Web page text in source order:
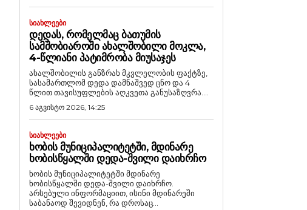
ᲡᲘᲐᲮᲚᲔᲔᲑᲘ
ᲓᲔᲓᲐᲡ, ᲠᲝᲛᲔᲚᲛᲐᲪ ᲑᲐᲗᲣᲛᲘᲡ
ᲡᲐᲛᲨᲝᲑᲘᲐᲠᲝᲨᲘ ᲐᲮᲐᲚᲨᲝᲑᲘᲚᲘ ᲛᲝᲙᲚᲐ,
4-ᲬᲚᲘᲐᲜᲘ ᲞᲐᲢᲘᲛᲠᲝᲑᲐ ᲛᲘᲣᲡᲐᲯᲔᲡ
ახალშობილის განზრახ მკვლელობის ფაქტზე,
სასამართლომ დედა დამნაშვედ ცნო და 4
წლით თავისუფლების აღკვეთა განუსაზღვრა....
6 აგვისტო 2026, 14:25
ᲡᲘᲐᲮᲚᲔᲔᲑᲘ
ᲮᲝᲑᲘᲡ ᲛᲣᲜᲘᲪᲘᲞᲐᲚᲘᲢᲔᲢᲨᲘ, ᲛᲓᲘᲜᲐᲠᲔ
ᲮᲝᲑᲘᲡᲬᲧᲐᲚᲨᲘ ᲓᲔᲓᲐ-ᲨᲕᲘᲚᲘ ᲓᲐᲘᲮᲠᲩᲝ
ხობის მუნიციპალიტეტში მდინარე
ხობისწყალში დედა-შვილი დაიხრჩო.
არსებული ინფორმაციით, ისინი მდინარეში
საბანაოდ შევიდნენ, რა დროსაც...